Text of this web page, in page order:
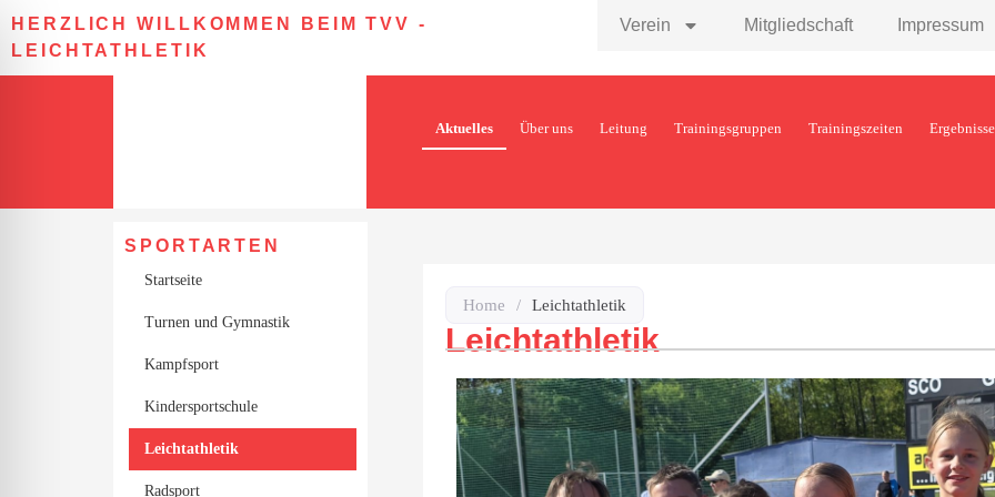
HERZLICH WILLKOMMEN BEIM TVV -
LEICHTATHLETIK
Verein Mitgliedschaft Impressum
Aktuelles Über uns Leitung Trainingsgruppen Trainingszeiten Ergebnisse
SPORTARTEN
Startseite
Turnen und Gymnastik
Kampfsport
Kindersportschule
Leichtathletik
Radsport
Home / Leichtathletik
Leichtathletik
Modus